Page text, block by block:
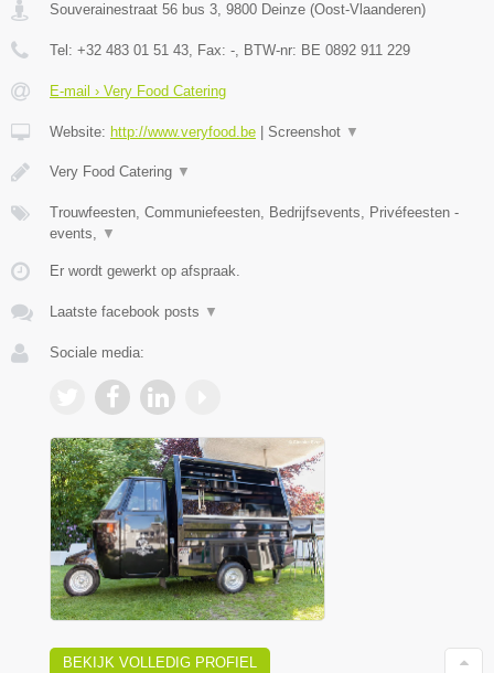
Souverainestraat 56 bus 3, 9800 Deinze (Oost-Vlaanderen)
Tel: +32 483 01 51 43, Fax: -, BTW-nr: BE 0892 911 229
E-mail › Very Food Catering
Website: http://www.veryfood.be Screenshot ▼
Very Food Catering ▼
Trouwfeesten, Communiefeesten, Bedrijfsevents, Privéfeesten -
events, ▼
Er wordt gewerkt op afspraak.
Laatste facebook posts ▼
Sociale media:
BEKIJK VOLLEDIG PROFIEL